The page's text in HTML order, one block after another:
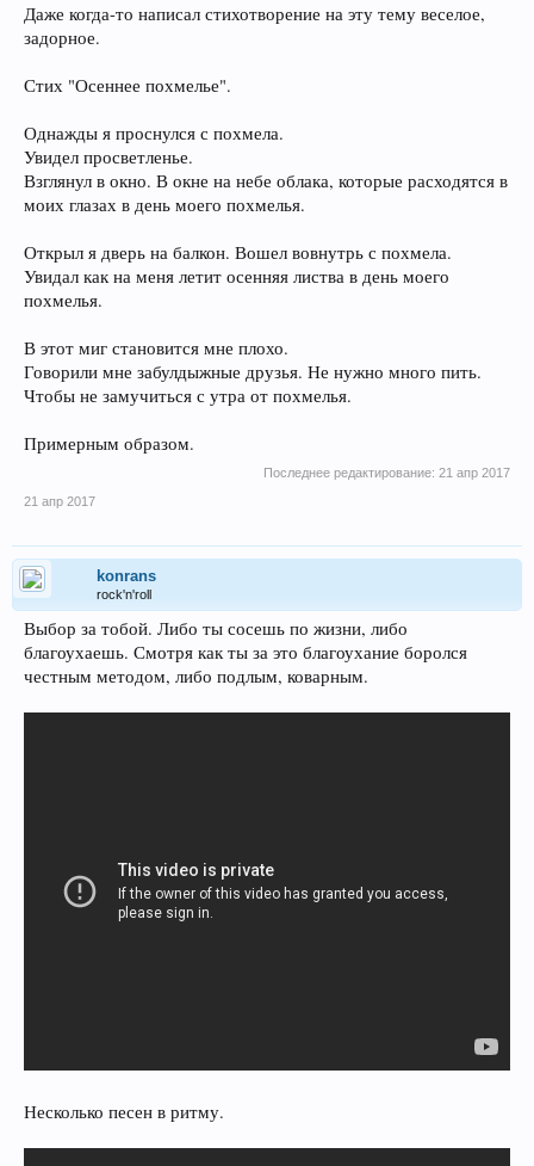
Даже когда-то написал стихотворение на эту тему веселое,
задорное.
Стих "Осеннее похмелье".
Однажды я проснулся с похмела.
Увидел просветленье.
Взглянул в окно. В окне на небе облака, которые расходятся в
моих глазах в день моего похмелья.
Открыл я дверь на балкон. Вошел вовнутрь с похмела.
Увидал как на меня летит осенняя листва в день моего
похмелья.
В этот миг становится мне плохо.
Говорили мне забулдыжные друзья. Не нужно много пить.
Чтобы не замучиться с утра от похмелья.
Примерным образом.
Последнее редактирование: 21 апр 2017
21 апр 2017
konrans
rock'n'roll
Выбор за тобой. Либо ты сосешь по жизни, либо
благоухаешь. Смотря как ты за это благоухание боролся
честным методом, либо подлым, коварным.
Несколько песен в ритму.